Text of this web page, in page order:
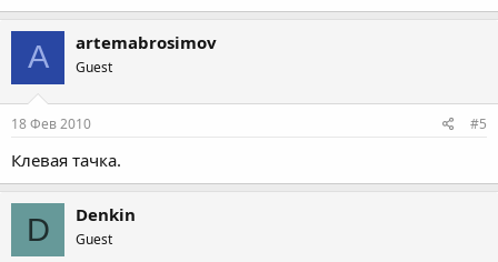
A artemabrosimov
Guest
18 Фев 2010 #5
Клевая тачка.
D Denkin
Guest